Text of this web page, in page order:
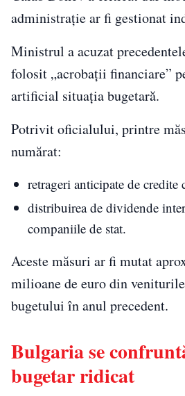
administrație ar fi gestionat
Ministrul a acuzat
folosit „acrobații financiare”
artificial situația bugetară.
Potrivit oficialului, printre
numărat:
retrageri anticipate de credite
distribuirea de dividende
companiile de stat.
Aceste măsuri ar fi mutat
milioane de euro din
bugetului în anul precedent.
Bulgaria se
bugetar ridicat